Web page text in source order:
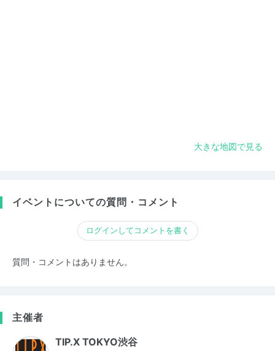
大きな地図で見る
イベントについての質問・コメント
ログインしてコメントを書く
質問・コメントはありません。
主催者
TIP.X TOKYO渋谷